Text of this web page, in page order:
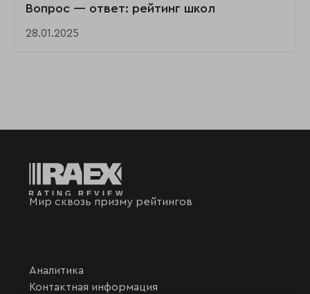
Вопрос — ответ: рейтинг школ
28.01.2025
Мир сквозь призму рейтингов
Аналитика
Контактная информация